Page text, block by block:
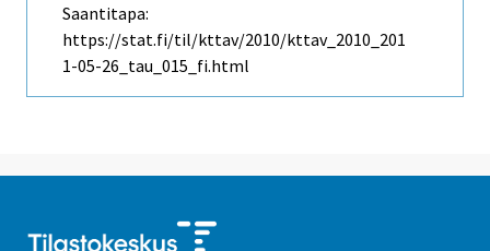
Saantitapa:
https://stat.fi/til/kttav/2010/kttav_2010_201
1-05-26_tau_015_fi.html